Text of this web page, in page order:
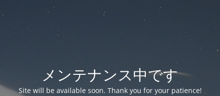
メンテナンス中です
Site will be available soon. Thank you for your patience!